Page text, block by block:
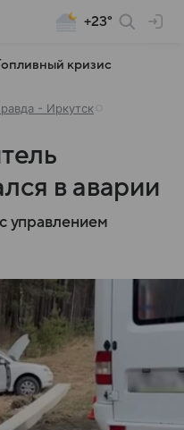
+23°
кризис
- Иркутск
в аварии
управлением